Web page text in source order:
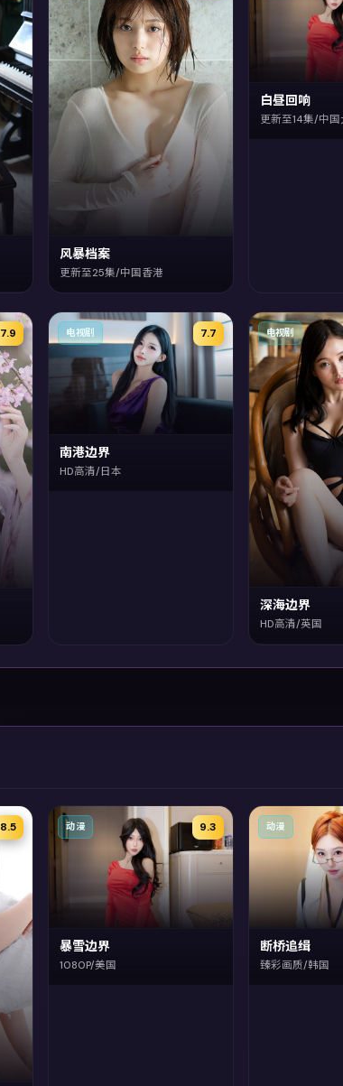
风暴档案
更新至25集/中国香港
白昼回响
更新至14集/中国
7.9 7.7
电视剧
南港边界
HD高清/日本
电视剧
深海边界
HD高清/英国
8.5 9.3
动漫
暴雪边界
1080P/美国
动漫
断桥追缉
臻彩画质/韩国